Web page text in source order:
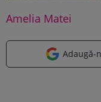
Amelia Matei
Adaugă-